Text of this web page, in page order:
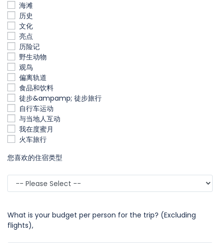
海滩
历史
文化
亮点
历险记
野生动物
观鸟
偏离轨道
食品和饮料
徒步&ampamp; 徒步旅行
自行车运动
与当地人互动
我在度蜜月
火车旅行
您喜欢的住宿类型
What is your budget per person for the trip? (Excluding
flights),